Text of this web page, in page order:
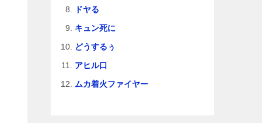
ドヤる
キュン死に
どうするぅ
アヒル口
ムカ着火ファイヤー